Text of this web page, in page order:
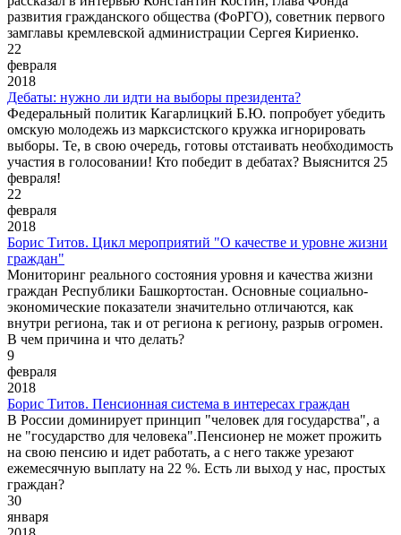
развития гражданского общества (ФоРГО), советник первого
замглавы кремлевской администрации Сергея Кириенко.
22
февраля
2018
Дебаты: нужно ли идти на выборы президента?
Федеральный политик Кагарлицкий Б.Ю. попробует убедить
омскую молодежь из марксистского кружка игнорировать
выборы. Те, в свою очередь, готовы отстаивать необходимость
участия в голосовании! Кто победит в дебатах? Выяснится 25
февраля!
22
февраля
2018
Борис Титов. Цикл мероприятий "О качестве и уровне жизни
граждан"
Мониторинг реального состояния уровня и качества жизни
граждан Республики Башкортостан. Основные социально-
экономические показатели значительно отличаются, как
внутри региона, так и от региона к региону, разрыв огромен.
В чем причина и что делать?
9
февраля
2018
Борис Титов. Пенсионная система в интересах граждан
В России доминирует принцип "человек для государства", а
не "государство для человека".Пенсионер не может прожить
на свою пенсию и идет работать, а с него также урезают
ежемесячную выплату на 22 %. Есть ли выход у нас, простых
граждан?
30
января